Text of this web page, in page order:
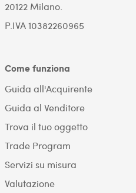
20122 Milano.
P.IVA 10382260965
Come funziona
Guida all'Acquirente
Guida al Venditore
Trova il tuo oggetto
Trade Program
Servizi su misura
Valutazione